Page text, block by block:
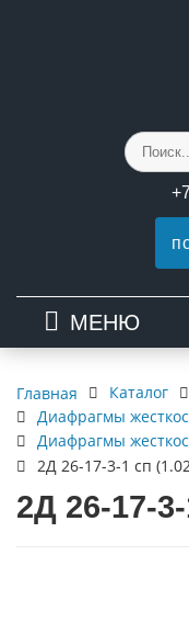
МЕНЮ
Главная Каталог
Диафрагмы
Диафрагмы
2Д 26-17-3-1 сп
2Д 26-17-